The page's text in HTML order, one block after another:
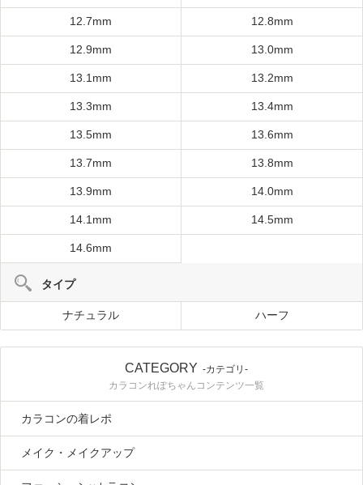
12.7mm 12.8mm
12.9mm 13.0mm
13.1mm 13.2mm
13.3mm 13.4mm
13.5mm 13.6mm
13.7mm 13.8mm
13.9mm 14.0mm
14.1mm 14.5mm
14.6mm
タイプ
ナチュラル ハーフ
CATEGORY -カテゴリ-
カラコンれぽちゃんコンテンツ一覧
カラコンの着レポ
メイク・メイクアップ